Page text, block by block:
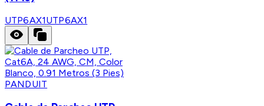
UTP6AX1UTP6AX1
PANDUIT